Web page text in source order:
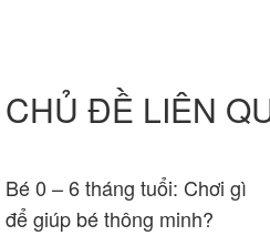
CHỦ ĐỀ LIÊN
Bé 0 – 6 tháng tuổi: Chơi gì
để giúp bé thông minh?